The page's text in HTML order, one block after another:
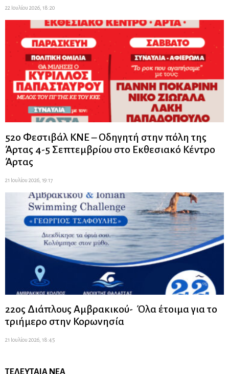
22 Ιουλίου 2026, 18:20
52ο Φεστιβάλ ΚΝΕ – Οδηγητή στην πόλη της
Άρτας 4-5 Σεπτεμβρίου στο Εκθεσιακό Κέντρο
Άρτας
21 Ιουλίου 2026, 19:17
22ος Διάπλους Αμβρακικού- Όλα έτοιμα για το
τριήμερο στην Κορωνησία
21 Ιουλίου 2026, 18:45
ΤΕΛΕΥΤΑΊΑ ΝΈΑ